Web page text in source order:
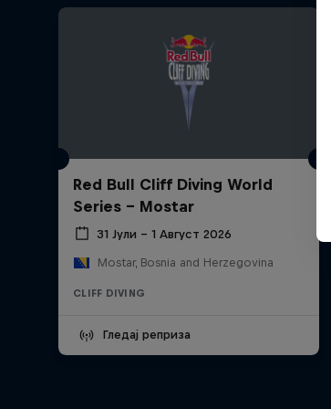
Red Bull Cliff Diving World
Series - Mostar
31 Јули – 1 Август 2026
Mostar, Bosnia and Herzegovina
CLIFF DIVING
Гледај реприза